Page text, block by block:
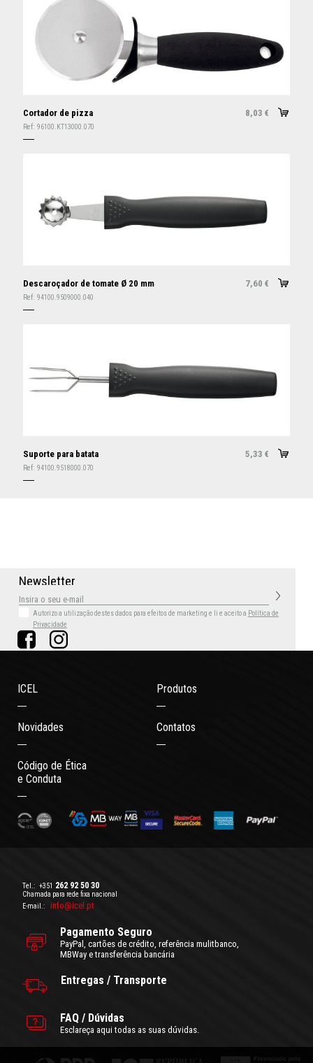
Cortador de pizza 8,03 €
Ref: 96100.KT13000.070
Descaroçador de tomate Ø 20 mm 7,60 €
Ref: 94100.9509000.040
Suporte para batata 5,33 €
Ref: 94100.9518000.070
Newsletter
Autorizo a utilização destes dados para efeitos de marketing e li e aceito a Política de
Privacidade
ICEL Produtos
Novidades Contatos
Código de Ética
e Conduta
Tel.: +351 262 92 50 30
Chamada para rede fixa nacional
E-mail.:
info@icel.pt
Pagamento Seguro
PayPal, cartões de crédito, referência mulitbanco,
MBWay e transferência bancária
Entregas / Transporte
FAQ / Dúvidas
Esclareça aqui todas as suas dúvidas.